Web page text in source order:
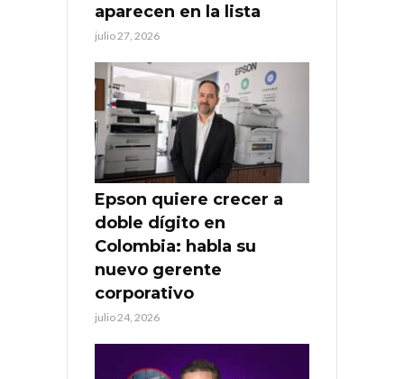
aparecen en la lista
julio 27, 2026
Epson quiere crecer a
doble dígito en
Colombia: habla su
nuevo gerente
corporativo
julio 24, 2026